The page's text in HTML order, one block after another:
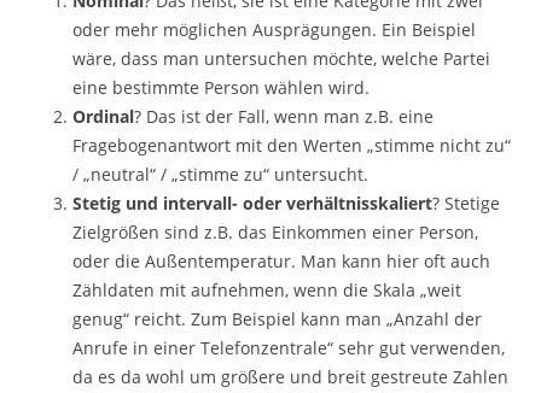
oder mehr möglichen Ausprägungen. Ein Beispiel
wäre, dass man untersuchen möchte, welche Partei
eine bestimmte Person wählen wird.
Ordinal? Das ist der Fall, wenn man z.B. eine
Fragebogenantwort mit den Werten „stimme nicht zu“
/ „neutral“ / „stimme zu“ untersucht.
Stetig und intervall- oder verhältnisskaliert? Stetige
Zielgrößen sind z.B. das Einkommen einer Person,
oder die Außentemperatur. Man kann hier oft auch
Zähldaten mit aufnehmen, wenn die Skala „weit
genug“ reicht. Zum Beispiel kann man „Anzahl der
Anrufe in einer Telefonzentrale“ sehr gut verwenden,
da es da wohl um größere und breit gestreute Zahlen